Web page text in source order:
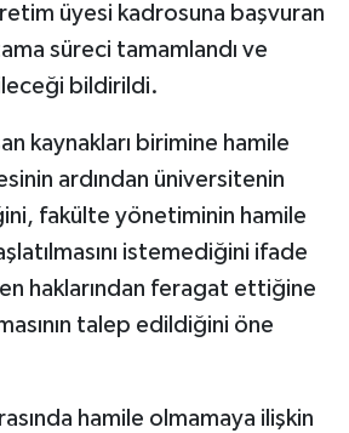
üyesi kadrosuna başvuran
süreci tamamlandı ve
bildirildi.
kaynakları birimine hamile
ardından üniversitenin
fakülte yönetiminin hamile
istemediğini ifade
haklarından feragat ettiğine
talep edildiğini öne
hamile olmamaya ilişkin